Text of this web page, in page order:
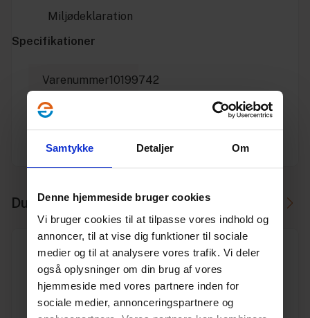
Samtykke Detaljer Om
Denne hjemmeside bruger cookies
Vi bruger cookies til at tilpasse vores indhold og
annoncer, til at vise dig funktioner til sociale
medier og til at analysere vores trafik. Vi deler
også oplysninger om din brug af vores
hjemmeside med vores partnere inden for
sociale medier, annonceringspartnere og
Miljødeklaration
Specifikationer
Varenummer10199742
Vægt
Enhed
Du skal måske også bruge
DN 250 (250x282) PP K2 anlægsrør, SN8 3m